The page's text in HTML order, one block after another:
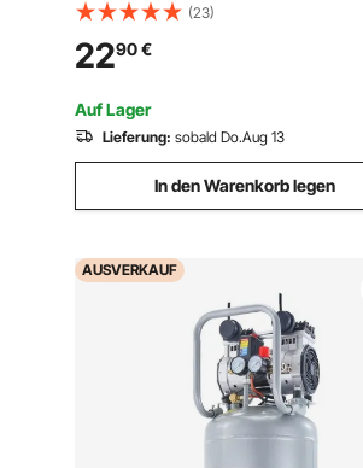
Teebereiter mit Edelstahlfilter,
Kaffeebereiter für Camping Reisen
Küche Restaurant, Kaffeezubereiter
Schwarz
(23)
2290€
Auf Lager
Lieferung: sobald Do.Aug 13
In den Warenkorb legen
AUSVERKAUF